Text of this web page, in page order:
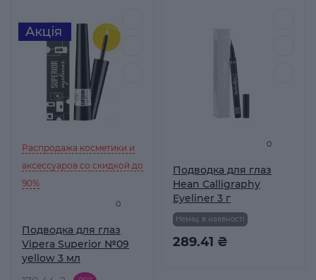
0
Распродажа косметики и
аксессуаров со скидкой до
90%
Подводка для глаз
Vipera Superior №09
yellow 3 мл
0
Подводка для глаз
Hean Calligraphy
Eyeliner 3 г
289.41 ₴
Немає в наявності